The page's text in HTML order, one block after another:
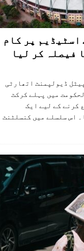
اسٹیڈیم پر کام
فیصلہ کر لیا
کیپیٹل ڈیولپمنٹ اتھارٹی
میں پہلے کرکٹ
کرنے کے لیے ایک
اس سلسلے میں کنسلٹنٹ